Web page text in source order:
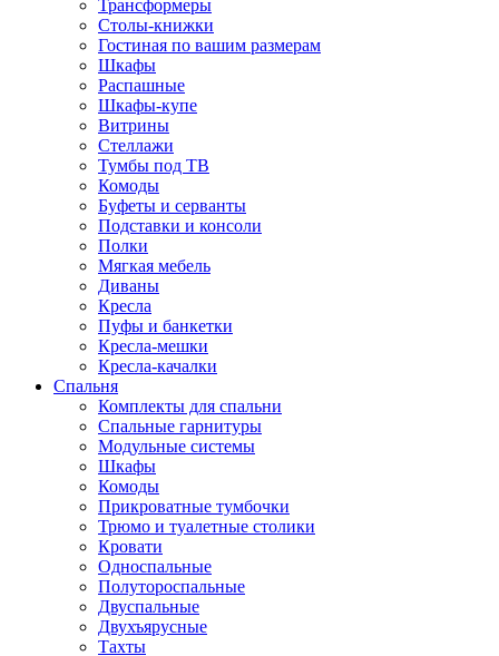
Трансформеры
Столы-книжки
Гостиная по вашим размерам
Шкафы
Распашные
Шкафы-купе
Витрины
Стеллажи
Тумбы под ТВ
Комоды
Буфеты и серванты
Подставки и консоли
Полки
Мягкая мебель
Диваны
Кресла
Пуфы и банкетки
Кресла-мешки
Кресла-качалки
Спальня
Комплекты для спальни
Спальные гарнитуры
Модульные системы
Шкафы
Комоды
Прикроватные тумбочки
Трюмо и туалетные столики
Кровати
Односпальные
Полутороспальные
Двуспальные
Двухъярусные
Тахты